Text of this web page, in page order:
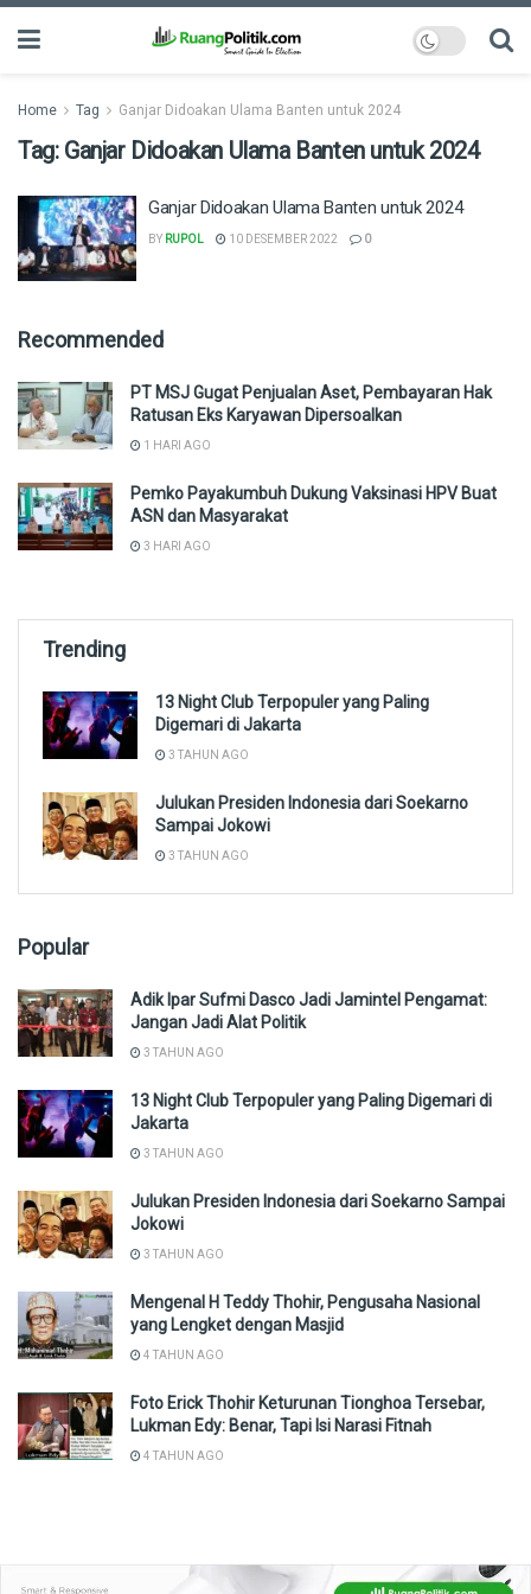
Home Tag Ganjar Didoakan Ulama Banten untuk 2024
Tag: Ganjar Didoakan Ulama Banten untuk 2024
Ganjar Didoakan Ulama Banten untuk 2024
BY RUPOL 10 DESEMBER 2022 0
Recommended
PT MSJ Gugat Penjualan Aset, Pembayaran Hak
Ratusan Eks Karyawan Dipersoalkan
1 HARI AGO
Pemko Payakumbuh Dukung Vaksinasi HPV Buat
ASN dan Masyarakat
3 HARI AGO
Trending
13 Night Club Terpopuler yang Paling
Digemari di Jakarta
3 TAHUN AGO
Julukan Presiden Indonesia dari Soekarno
Sampai Jokowi
3 TAHUN AGO
Popular
Adik Ipar Sufmi Dasco Jadi Jamintel Pengamat:
Jangan Jadi Alat Politik
3 TAHUN AGO
13 Night Club Terpopuler yang Paling Digemari di
Jakarta
3 TAHUN AGO
Julukan Presiden Indonesia dari Soekarno Sampai
Jokowi
3 TAHUN AGO
Mengenal H Teddy Thohir, Pengusaha Nasional
yang Lengket dengan Masjid
4 TAHUN AGO
Foto Erick Thohir Keturunan Tionghoa Tersebar,
Lukman Edy: Benar, Tapi Isi Narasi Fitnah
4 TAHUN AGO